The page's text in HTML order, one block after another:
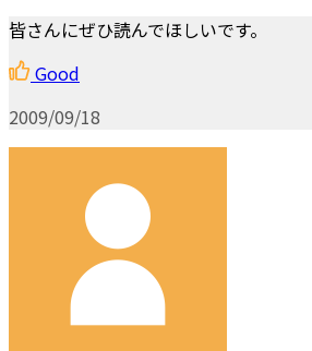
皆さんにぜひ読んでほしいです。
Good
2009/09/18